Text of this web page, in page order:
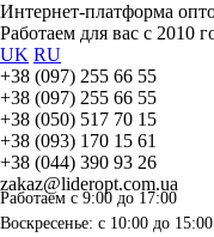
Интернет-платформа
Работаем для вас с 2010
UK RU
+38 (097) 255 66 55
+38 (097) 255 66 55
+38 (050) 517 70 15
+38 (093) 170 15 61
+38 (044) 390 93 26
zakaz@lideropt.com.ua
Работаем с 9:00 до 17:00
Воскресенье: с 10:00 до 15:00